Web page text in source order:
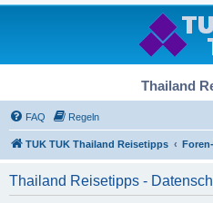
Thailand
FAQ Regeln
TUK TUK Thailand Reisetipps
Thailand Reisetipps -